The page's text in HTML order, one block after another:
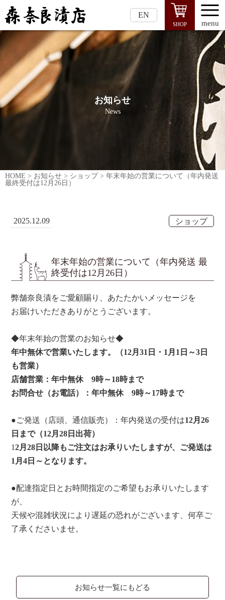
EN
SHOP menu
お知らせ
News
HOME > お知らせ > ショップ > 年末年始の営業について（年内発送
最終受付は12月26日）
2025.12.09 ショップ
年末年始の営業について（年内発送 最
終受付は12月26日）
弊舗奈良漬をご愛顧賜り、あたたかいメッセージを
お届けいただきありがとうございます。
◆年末年始の営業のお知らせ◆
年中無休で営業いたします。（12月31日・1月1日～3日
も営業）
店舗営業：年中無休 9時～18時まで
お問合せ（お電話）：年中無休 9時～17時まで
●ご発送（店頭、通信販売）：年内発送の受付は12月26
日まで（12月28日出荷）
12月28日以降もご注文はお承りいたしますが、ご発送は
1月4日～となります。
●配達指定日とお時間指定のご希望もお承りいたします
が、
天候や混雑状況により遅延の恐れがございます、何卒ご
了承くださいませ。
お知らせ一覧にもどる